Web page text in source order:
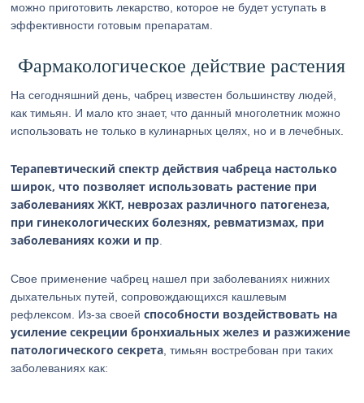
можно приготовить лекарство, которое не будет уступать в
эффективности готовым препаратам.
Фармакологическое действие растения
На сегодняшний день, чабрец известен большинству людей,
как тимьян. И мало кто знает, что данный многолетник можно
использовать не только в кулинарных целях, но и в лечебных.
Терапевтический спектр действия чабреца настолько
широк, что позволяет использовать растение при
заболеваниях ЖКТ, неврозах различного патогенеза,
при гинекологических болезнях, ревматизмах, при
заболеваниях кожи и пр
Свое применение чабрец нашел при заболеваниях нижних
дыхательных путей, сопровождающихся кашлевым
рефлексом. Из-за своейспособности воздействовать на
усиление секреции бронхиальных желез и разжижение
патологического секрета , тимьян востребован при таких
заболеваниях как: